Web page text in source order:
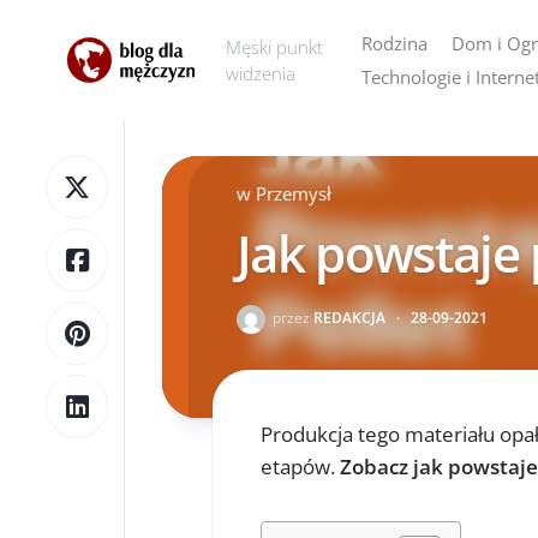
Męski punkt
widzenia
Rodzina Dom i
Ogród
Technologie i
w Przemysł
Jak
przezREDAKCJA · 28-09-2021
Produkcja tego materiału
etapów.Zobacz jak